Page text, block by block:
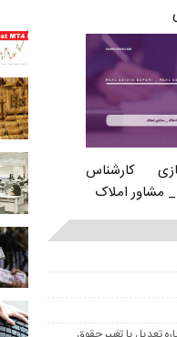
کارشناس
مشاور املاک